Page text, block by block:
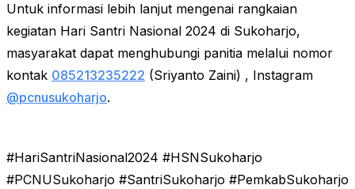
Untuk informasi lebih lanjut mengenai rangkaian
kegiatan Hari Santri Nasional 2024 di Sukoharjo,
masyarakat dapat menghubungi panitia melalui nomor
kontak 085213235222 (Sriyanto Zaini) , Instagram
@pcnusukoharjo.
#HariSantriNasional2024 #HSNSukoharjo
#PCNUSukoharjo #SantriSukoharjo #PemkabSukoharjo